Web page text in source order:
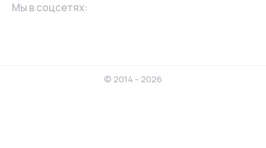
Мы в соцсетях:
© 2014 - 2026